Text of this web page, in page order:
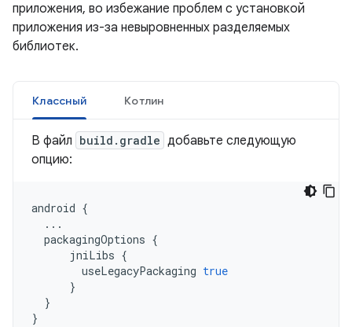
приложения, во избежание проблем с установкой
приложения из-за невыровненных разделяемых
библиотек.
Классный Котлин
В файл build.gradle добавьте следующую
опцию:
android {
...
packagingOptions {
jniLibs {
useLegacyPackaging true
}
}
}